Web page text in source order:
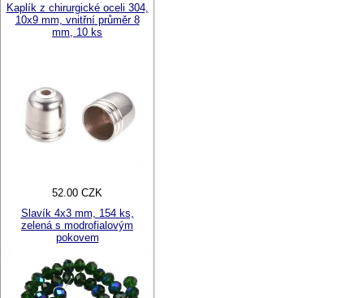
Kaplík z chirurgické oceli 304,
10x9 mm, vnitřní průměr 8
mm, 10 ks
52.00 CZK
Slavík 4x3 mm, 154 ks,
zelená s modrofialovým
pokovem